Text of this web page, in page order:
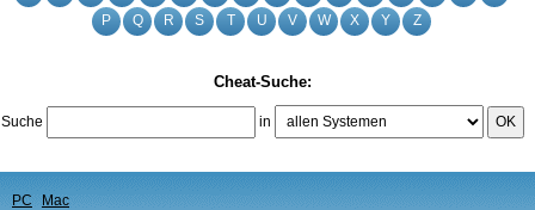
P
Q R S T U V W X Y Z
Cheat-Suche:
Suche in OK
PC Mac